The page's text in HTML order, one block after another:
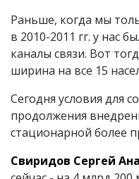
Раньше, когда мы
в 2010-2011 гг. у нас
каналы связи. Вот
ширина на все 15
Сегодня условия для
продолжения
стационарной более
Свиридов Сергей